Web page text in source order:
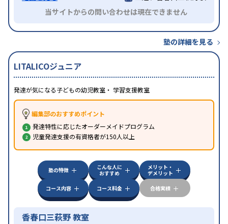
当サイトからの問い合わせは現在できません
塾の詳細を見る
LITALICOジュニア
発達が気になる子どもの幼児教室・ 学習支援教室
編集部のおすすめポイント
発達特性に応じたオーダーメイドプログラム
児童発達支援の有資格者が150人以上
塾の特徴
こんな人に
おすすめ
メリット・
デメリット
コース内容
コース料金 合格実績
香春口三萩野 教室